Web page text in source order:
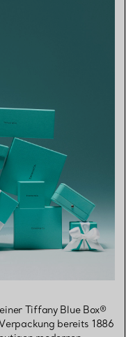
Tiffany Blue Box®
bereits 1886